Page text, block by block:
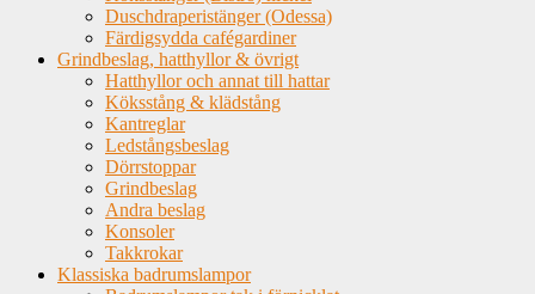
Duschdraperistänger (Odessa)
Färdigsydda cafégardiner
Grindbeslag, hatthyllor & övrigt
Hatthyllor och annat till hattar
Köksstång & klädstång
Kantreglar
Ledstångsbeslag
Dörrstoppar
Grindbeslag
Andra beslag
Konsoler
Takkrokar
Klassiska badrumslampor